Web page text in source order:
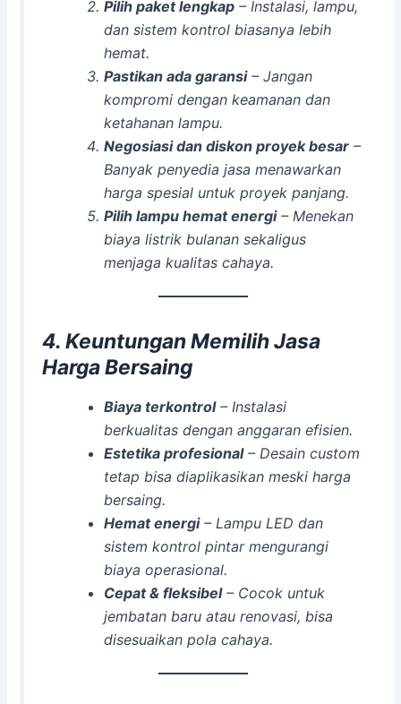
Pilih paket lengkap– Instalasi, lampu,
dan sistem kontrol biasanya lebih
hemat.
Pastikan ada garansi– Jangan
kompromi dengan keamanan dan
ketahanan lampu.
Negosiasi dan diskon proyek besar–
Banyak penyedia jasa menawarkan
harga spesial untuk proyek panjang.
Pilih lampu hemat energi– Menekan
biaya listrik bulanan sekaligus
menjaga kualitas cahaya.
4. Keuntungan Memilih Jasa
Harga Bersaing
Biaya terkontrol– Instalasi
berkualitas dengan anggaran efisien.
Estetika profesional– Desain custom
tetap bisa diaplikasikan meski harga
bersaing.
Hemat energi– Lampu LED dan
sistem kontrol pintar mengurangi
biaya operasional.
Cepat & fleksibel– Cocok untuk
jembatan baru atau renovasi, bisa
disesuaikan pola cahaya.